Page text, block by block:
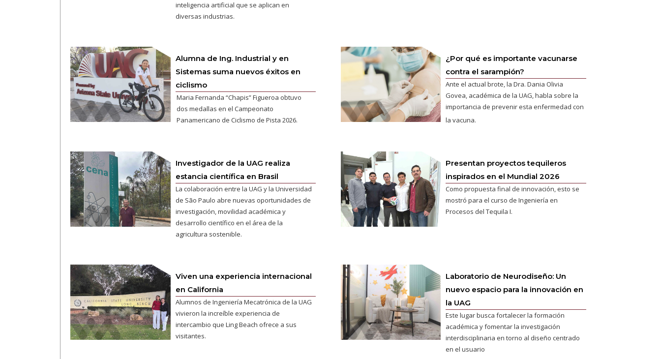
inteligencia artificial que se aplican en
diversas industrias.
Alumna de Ing. Industrial y en
Sistemas suma nuevos éxitos en
ciclismo
Maria Fernanda “Chapis” Figueroa obtuvo
dos medallas en el Campeonato
Panamericano de Ciclismo de Pista 2026.
¿Por qué es importante vacunarse
contra el sarampión?
Ante el actual brote, la Dra. Dania Olivia
Govea, académica de la UAG, habla sobre la
importancia de prevenir esta enfermedad con
la vacuna.
Investigador de la UAG realiza
estancia científica en Brasil
La colaboración entre la UAG y la Universidad
de São Paulo abre nuevas oportunidades de
investigación, movilidad académica y
desarrollo científico en el área de la
agricultura sostenible.
Presentan proyectos tequileros
inspirados en el Mundial 2026
Como propuesta final de innovación, esto se
mostró para el curso de Ingeniería en
Procesos del Tequila I.
Viven una experiencia internacional
en California
Alumnos de Ingeniería Mecatrónica de la UAG
vivieron la increíble experiencia de
intercambio que Ling Beach ofrece a sus
visitantes.
Laboratorio de Neurodiseño: Un
nuevo espacio para la innovación en
la UAG
Este lugar busca fortalecer la formación
académica y fomentar la investigación
interdisciplinaria en torno al diseño centrado
en el usuario